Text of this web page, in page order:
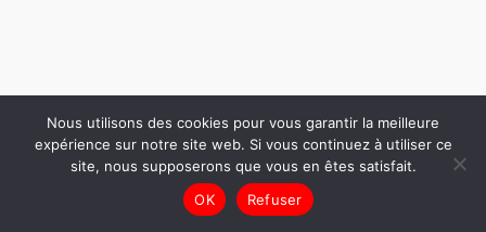
Nous utilisons des cookies pour vous garantir la meilleure
expérience sur notre site web. Si vous continuez à utiliser ce
site, nous supposerons que vous en êtes satisfait.
OK
Refuser